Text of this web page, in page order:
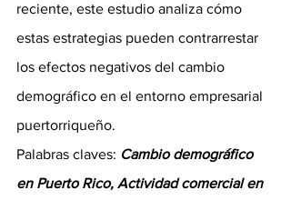
reciente, este estudio analiza cómo
estas estrategias pueden contrarrestar
los efectos negativos del cambio
demográfico en el entorno empresarial
puertorriqueño.
Palabras claves: Cambio demográfico
en Puerto Rico, Actividad comercial en